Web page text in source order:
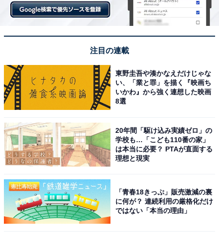
1位：芦田愛菜
注目の連載
東野圭吾や湊かなえだけじゃな
い、「業と罪」を描く『映画ち
いかわ』から強く連想した映画
8選
20年間「駆け込み実績ゼロ」の
学校も…「こども110番の家」
は本当に必要？ PTAが直面する
理想と現実
「青春18きっぷ」販売激減の裏
に何が？ 連続利用の厳格化だけ
ではない「本当の理由」